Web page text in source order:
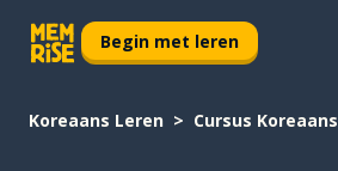
Begin met leren
Koreaans Leren Cursus Koreaans